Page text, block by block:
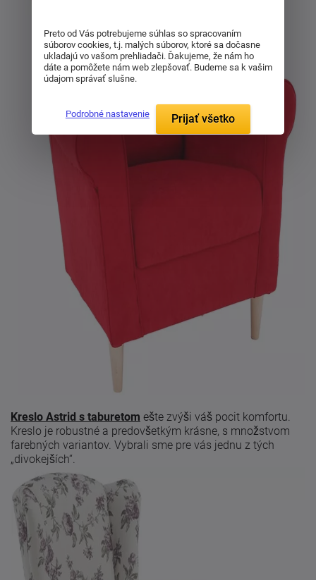
Kreslo Astrid s taburetom ešte zvýši váš pocit komfortu.
Kreslo je robustné a predovšetkým krásne, s množstvom
farebných variantov. Vybrali sme pre vás jednu z tých
„divokejších“.
Preto od Vás potrebujeme súhlas so spracovaním
súborov cookies, t.j. malých súborov, ktoré sa dočasne
ukladajú vo vašom prehliadači. Ďakujeme, že nám ho
dáte a pomôžete nám web zlepšovať. Budeme sa k vašim
údajom správať slušne.
Podrobné nastavenie Prijať všetko